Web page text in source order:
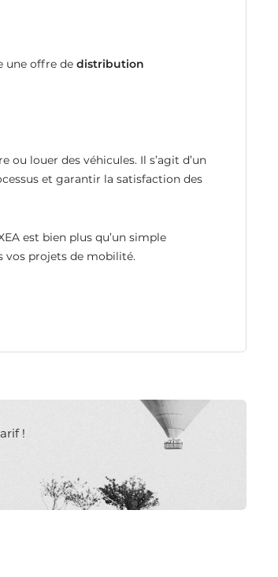
une offre de distribution
ou louer des véhicules. Il s’agit d’un
et garantir la satisfaction des
est bien plus qu’un simple
vos projets de mobilité.
!